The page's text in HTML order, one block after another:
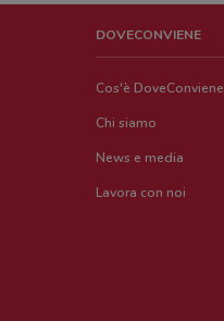
DOVECONVIENE
Cos'è DoveConviene
Chi siamo
News e media
Lavora con noi